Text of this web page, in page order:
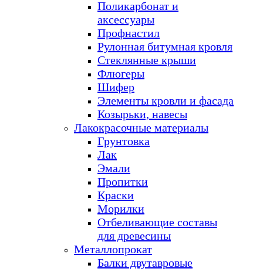
Поликарбонат и
аксессуары
Профнастил
Рулонная битумная кровля
Стеклянные крыши
Флюгеры
Шифер
Элементы кровли и фасада
Козырьки, навесы
Лакокрасочные материалы
Грунтовка
Лак
Эмали
Пропитки
Краски
Морилки
Отбеливающие составы
для древесины
Металлопрокат
Балки двутавровые